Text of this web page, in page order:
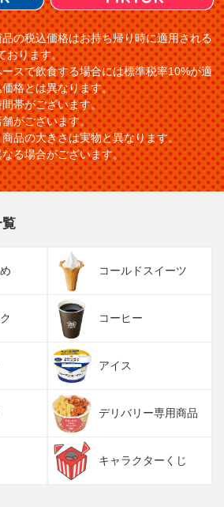
の税込価格はお持ち帰り時に適用される
おります。
スで飲食する場合には標準税率10%が適
格とは異なります。
帯がございます。
がございます。
品の大きさは実物と異なります。
る場合がございます。
コールドスイーツ
コーヒー
アイス
デリバリー専用商品
キャラクターくじ